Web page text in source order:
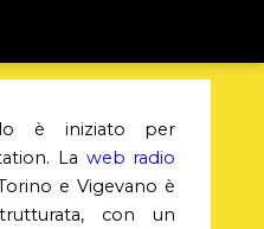
è iniziato per
La web radio
e Vigevano è
con un